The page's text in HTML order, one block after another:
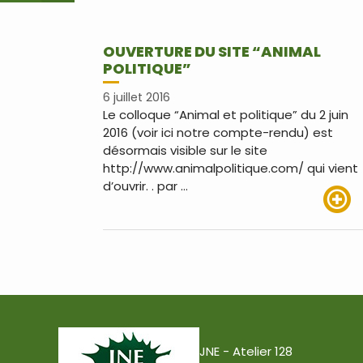
OUVERTURE DU SITE “ANIMAL
POLITIQUE”
6 juillet 2016
Le colloque “Animal et politique” du 2 juin
2016 (voir ici notre compte-rendu) est
désormais visible sur le site
http://www.animalpolitique.com/ qui vient
d’ouvrir. . par …
JNE - Atelier 128